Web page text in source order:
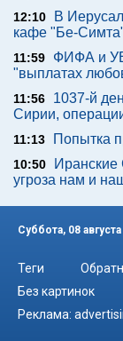
12:10
В
кафе "Бе-
11:59
ФИФА и
"выплатах
11:56
1037-й
Сирии,
11:13 Попытка
10:50
угроза нам и
Суббота, 08
Теги
Без картинок
Реклама: